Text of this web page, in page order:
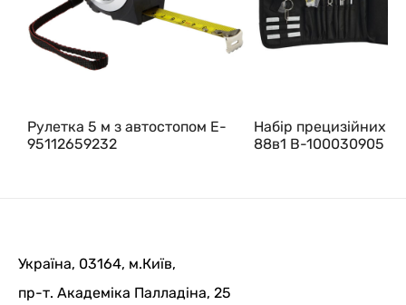
Рулетка 5 м з автостопом E-
95112659232
Набір прецизійних
88в1 B-100030905
Україна, 03164, м.Київ,
пр-т. Академіка Палладіна, 25